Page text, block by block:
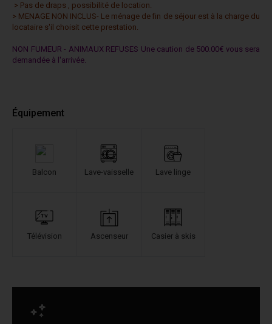
> Pas de draps , possibilité de location.
> MENAGE NON INCLUS- Le ménage de fin de séjour est à la charge du
locataire s'il choisit cette prestation.
NON FUMEUR - ANIMAUX REFUSES Une caution de 500.00€ vous sera
demandée à l'arrivée.
Équipement
Balcon Lave-vaisselle Lave linge
Télévision Ascenseur Casier à skis